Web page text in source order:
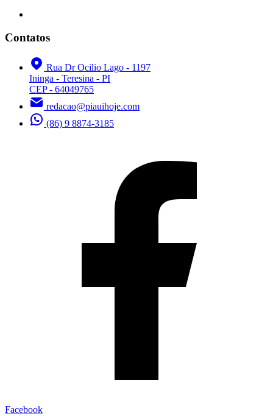
Contatos
Rua Dr Ocilio Lago - 1197
Ininga - Teresina - PI
CEP - 64049765
redacao@piauihoje.com
(86) 9 8874-3185
Facebook